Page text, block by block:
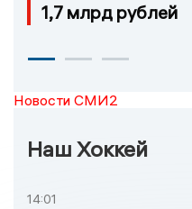
1,7 млрд рублей
Новости СМИ2
Наш Хоккей
14:01